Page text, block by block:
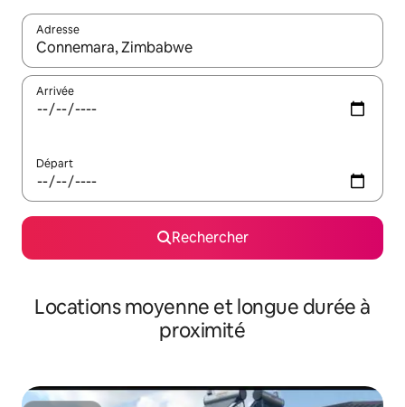
Adresse
Lorsque les résultats s'affichent, utilisez les flèches vers le
Arrivée
Départ
Rechercher
Locations moyenne et longue durée à
proximité